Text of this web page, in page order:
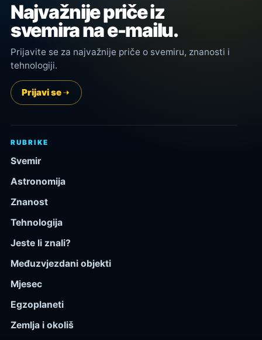
Najvažnije priče iz
svemira na e-mailu.
Prijavite se za najvažnije priče o svemiru, znanosti i
tehnologiji.
Prijavi se
RUBRIKE
Svemir
Astronomija
Znanost
Tehnologija
Jeste li znali?
Međuzvjezdani objekti
Mjesec
Egzoplaneti
Zemlja i okoliš